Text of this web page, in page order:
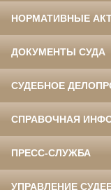
НОРМАТИВНЫЕ
ДОКУМЕНТЫ СУДА
СУДЕБНОЕ
СПРАВОЧНАЯ
ПРЕСС-СЛУЖБА
УПРАВЛЕНИЕ